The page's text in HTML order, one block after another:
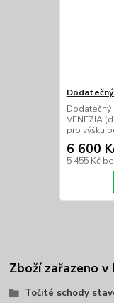
Dodatečný
VENEZIA
pro výšku
6 600
5 455 Kč
Zboží zařazeno
Točité schody